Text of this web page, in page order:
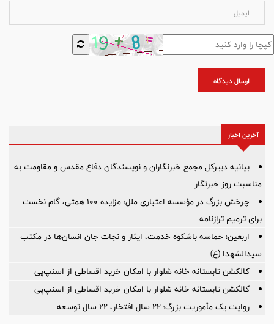
ارسال دیدگاه
آخرین اخبار
بیانیه دبیرکل مجمع خبرنگاران و نویسندگان دفاع مقدس و مقاومت به
مناسبت روز خبرنگار
چرخش بزرگ در مؤسسه اعتباری ملل؛ مزایده ۱۰۰ همتی، گام نخست
برای ترمیم ترازنامه
اربعین؛ حماسه باشکوه خدمت، ایثار و نجات جان انسان‌ها در مکتب
سیدالشهدا (ع)
کالکشن تابستانه خانه شلوار با امکان خرید اقساطی از اسنپ‌پی
کالکشن تابستانه خانه شلوار با امکان خرید اقساطی از اسنپ‌پی
روایت یک مأموریت بزرگ؛ ۲۲ سال افتخار، ۲۲ سال توسعه